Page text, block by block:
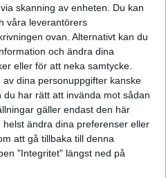
skanning av enheten. Du kan
våra leverantörers
ovan. Alternativt kan du
och ändra dina
eller för att neka samtycke.
dina personuppgifter kanske
har rätt att invända mot sådan
gäller endast den här
ändra dina preferenser eller
att gå tillbaka till denna
"Integritet" längst ned på
välta pyramiderna –
uppdraget i
för mycket på
och för lite på uppdraget
menar Ulf Ericsson
Pettersson i boken